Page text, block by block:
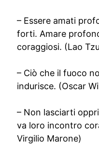
– Essere amati
forti. Amare
coraggiosi. (Lao
– Ciò che il fuoco
indurisce. (Oscar
– Non lasciarti
va loro incontro
Virgilio Marone)